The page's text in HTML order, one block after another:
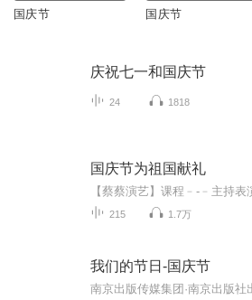
国庆节 国庆节
庆祝七一和国庆节
24 1818
国庆节为祖国献礼
215 1.7万
我们的节日-国庆节